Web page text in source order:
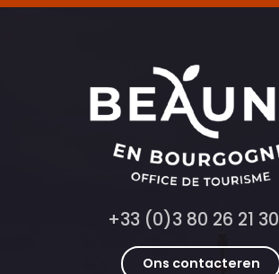
+33 (0)3 80 26 21 30
Ons contacteren